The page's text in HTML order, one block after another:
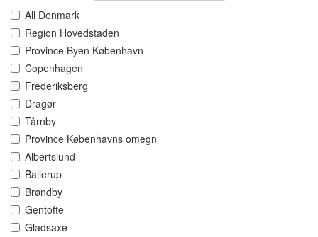
All Denmark
Region Hovedstaden
Province Byen København
Copenhagen
Frederiksberg
Dragør
Tårnby
Province Københavns omegn
Albertslund
Ballerup
Brøndby
Gentofte
Gladsaxe